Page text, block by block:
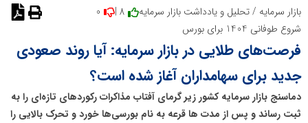
بازار سرمایه / تحلیل و یادداشت بازار سرمایه
شروع طوفانی 1404 برای بورس
فرصت‌های طلایی در بازار سرمایه:‌ آیا روند صعودی
جدید برای سهامداران آغاز شده است؟
دماسنج بازار سرمایه کشور زیر گرمای آفتاب مذاکرات رکوردهای تازه‌ای را به
ثبت رساند و پس از مدت ها قرعه به نام بورسی‌ها خورد و تحرک بالایی را